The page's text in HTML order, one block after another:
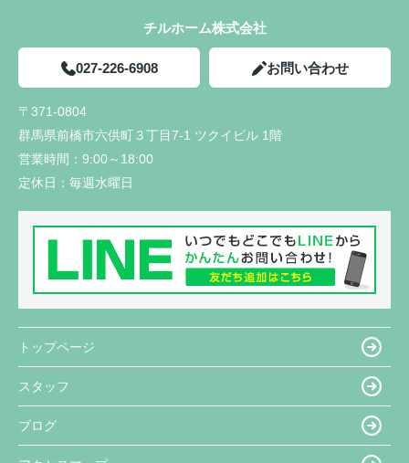
チルホーム株式会社
027-226-6908 お問い合わせ
〒371-0804
群馬県前橋市六供町３丁目7-1 ツクイビル 1階
営業時間： 9:00～18:00
定休日： 毎週水曜日
トップページ
スタッフ
ブログ